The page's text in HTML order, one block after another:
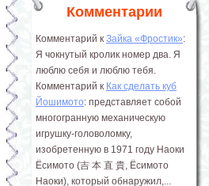
Комментарии
Комментарий к Зайка «Фростик»:
Я чокнутый кролик номер два. Я
люблю себя и люблю тебя.
Комментарий к Как сделать куб
Йошимото: представляет собой
многогранную механическую
игрушку-головоломку,
изобретенную в 1971 году Наоки
Ёсимото (吉 本 直 貴, Ёсимото
Наоки), который обнаружил,...